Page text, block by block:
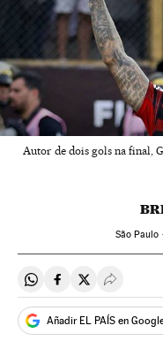
Autor de dois gols na final,
São Paulo
Compartir en
Compartir en
Compartir en
Añadir EL PAÍS en